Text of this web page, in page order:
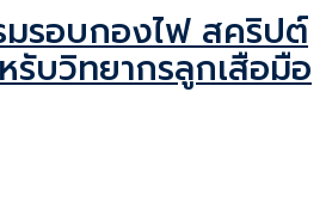
รอบกองไฟ สคริปต์
รับวิทยากรลูกเสือมือ